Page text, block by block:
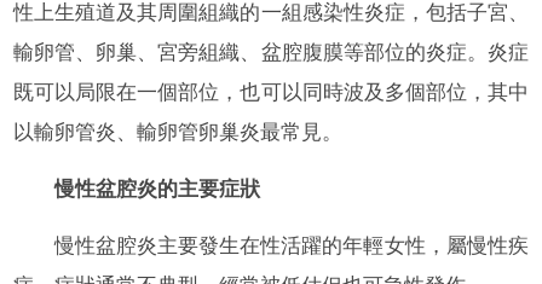
性上生殖道及其周圍組織的一組感染性炎症，包括子宮、
輸卵管、卵巢、宮旁組織、盆腔腹膜等部位的炎症。炎症
既可以局限在一個部位，也可以同時波及多個部位，其中
以輸卵管炎、輸卵管卵巢炎最常見。
慢性盆腔炎的主要症狀
慢性盆腔炎主要發生在性活躍的年輕女性，屬慢性疾